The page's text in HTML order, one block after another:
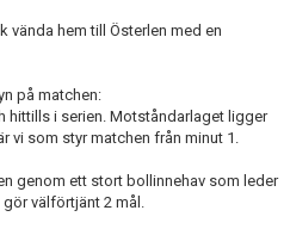
vända hem till Österlen med en
på matchen:
hittills i serien. Motståndarlaget ligger
vi som styr matchen från minut 1.
genom ett stort bollinnehav som leder
välförtjänt 2 mål.